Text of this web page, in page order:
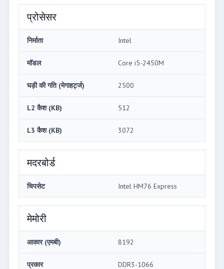
प्रोसेसर
निर्माता Intel
मॉडल Core i5-2450M
घड़ी की गति (मेगाहर्ट्ज) 2500
L2 कैश (KB) 512
L3 कैश (KB) 3072
मदरबोर्ड
चिपसेट Intel HM76 Express
मेमोरी
आकार (एमबी) 8192
प्रकार DDR3-1066